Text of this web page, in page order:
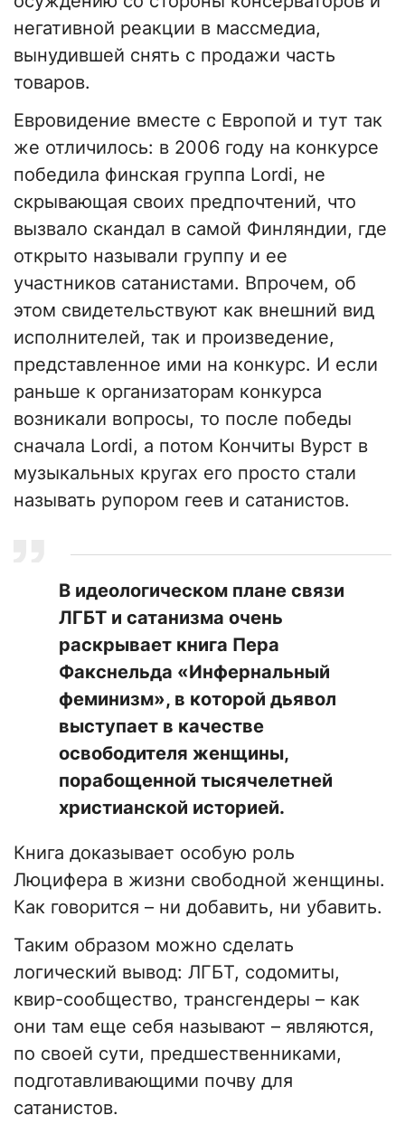
негативной реакции в массмедиа,
вынудившей снять с продажи часть
товаров.
Евровидение вместе с Европой и тут так
же отличилось: в 2006 году на конкурсе
победила финская группа Lordi, не
скрывающая своих предпочтений, что
вызвало скандал в самой Финляндии, где
открыто называли группу и ее
участников сатанистами. Впрочем, об
этом свидетельствуют как внешний вид
исполнителей, так и произведение,
представленное ими на конкурс. И если
раньше к организаторам конкурса
возникали вопросы, то после победы
сначала Lordi, а потом Кончиты Вурст в
музыкальных кругах его просто стали
называть рупором геев и сатанистов.
В идеологическом плане связи
ЛГБТ и сатанизма очень
раскрывает книга Пера
Факснельда «Инфернальный
феминизм», в которой дьявол
выступает в качестве
освободителя женщины,
порабощенной тысячелетней
христианской историей.
Книга доказывает особую роль
Люцифера в жизни свободной женщины.
Как говорится – ни добавить, ни убавить.
Таким образом можно сделать
логический вывод: ЛГБТ, содомиты,
квир-сообщество, трансгендеры – как
они там еще себя называют – являются,
по своей сути, предшественниками,
подготавливающими почву для
сатанистов.